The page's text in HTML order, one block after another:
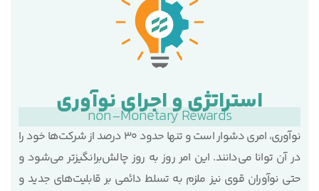
استراتژی و اجرای نوآوری
non-Monetary Rewards
نوآوری، امری دشوار است و تنها حدود 30 درصد از شرکت‌ها خود را
در آن توانا می‌دانند. این امر روز به روز چالش‌برانگیزتر می‌شود و
حتی نوآوران قوی نیز ملزم به تسلط دائمی بر قابلیت‌های جدید و